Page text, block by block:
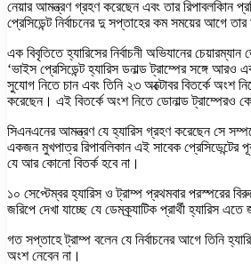
নেয়ার আমন্ত্রণ গ্রহণ করেছেন এবং তার রিপাবলকিান
প্রেসিডেন্ট নির্বাচনের দু সপ্তাহের কম সময়ের আগে
এক বিবৃতিতে হ্যারিসের নির্বাচনী অভিযানের
‘ভাইস প্রেসিডেন্ট হ্যারিস ডনাল্ড ট্রাম্পের সঙ্গে আরও
সুযোগ নিতে চান এবং তিনি ২৩ অক্টোবর বিতর্কে অংশ
করেছেন। এই বিতর্কে অংশ নিতে ডোনাল্ড ট্রাম্পেরও
সিএনএনের আমন্ত্রণ যে হ্যারিস গ্রহণ করেছেন সে
একজন মুখপাত্র রিপাবলিকান এই সাবেক প্রেসিডেন্টের
যে আর কোনো বিতর্ক হবে না।
১০ সেপ্টেম্বর হ্যারিস ও ট্রাম্প প্রথমবার পরস্পরের
জরিপে দেখা যাচ্ছে যে ডেমক্র্যাটিক প্রার্থী হ্যারিস
গত সপ্তাহে ট্রাম্প বলেন যে নির্বাচনের আগে তিনি
অংশ নেবেন না।